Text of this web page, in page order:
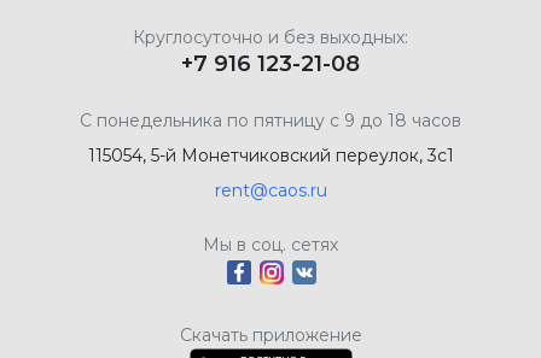
Круглосуточно и без выходных:
+7 916 123-21-08
С понедельника по пятницу с 9 до 18 часов
115054, 5-й Монетчиковский переулок, 3с1
rent@caos.ru
Мы в соц. сетях
Скачать приложение